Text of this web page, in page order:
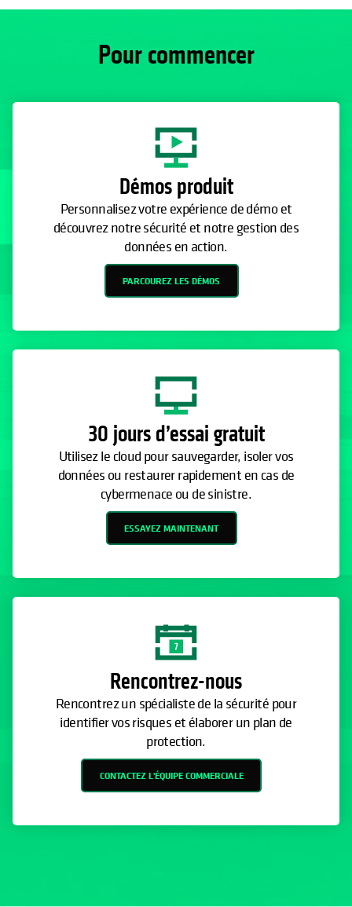
Pour commencer
Démos produit
Personnalisez votre expérience de démo et
découvrez notre sécurité et notre gestion des
données en action.
PARCOUREZ LES DÉMOS
30 jours d’essai gratuit
Utilisez le cloud pour sauvegarder, isoler vos
données ou restaurer rapidement en cas de
cybermenace ou de sinistre.
ESSAYEZ MAINTENANT
Rencontrez-nous
Rencontrez un spécialiste de la sécurité pour
identifier vos risques et élaborer un plan de
protection.
CONTACTEZ L'ÉQUIPE COMMERCIALE